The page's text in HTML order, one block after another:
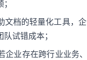
文档的轻量化工具，
试错成本；
企业存在跨行业业务